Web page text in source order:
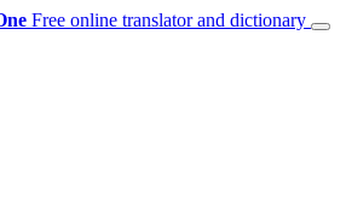
Free online translator and dictionary